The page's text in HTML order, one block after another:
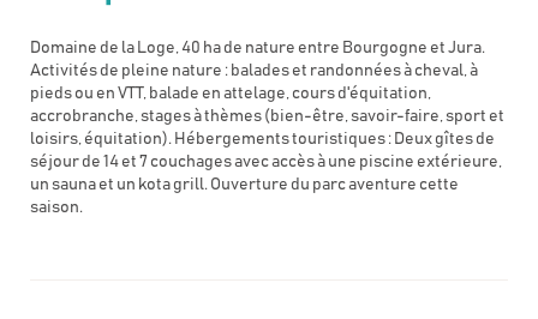
Domaine de la Loge, 40 ha de nature entre Bourgogne et Jura.
Activités de pleine nature : balades et randonnées à cheval, à
pieds ou en VTT, balade en attelage, cours d'équitation,
accrobranche, stages à thèmes (bien-être, savoir-faire, sport et
loisirs, équitation). Hébergements touristiques : Deux gîtes de
séjour de 14 et 7 couchages avec accès à une piscine extérieure,
un sauna et un kota grill. Ouverture du parc aventure cette
saison.